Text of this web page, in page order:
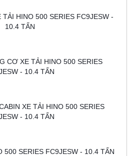
HINO 500 SERIES FC9JESW -
10.4 TẤN
CƠ XE TẢI HINO 500 SERIES
- 10.4 TẤN
XE TẢI HINO 500 SERIES
- 10.4 TẤN
500 SERIES FC9JESW - 10.4 TẤN